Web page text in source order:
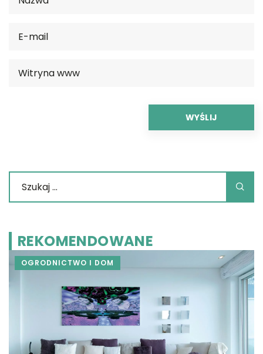
REKOMENDOWANE
OGRODNICTWO I DOM